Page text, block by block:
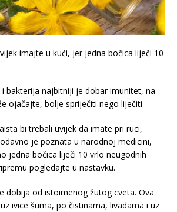
imajte u kući, jer jedna bočica liječi 10
bakterija najbitniji je dobar imunitet, na
ojačajte, bolje spriječiti nego liječiti
bi trebali uvijek da imate pri ruci,
je poznata u narodnoj medicini,
jedna bočica liječi 10 vrlo neugodnih
pogledajte u nastavku.
dobija od istoimenog žutog cveta. Ova
ivice šuma, po čistinama, livadama i uz